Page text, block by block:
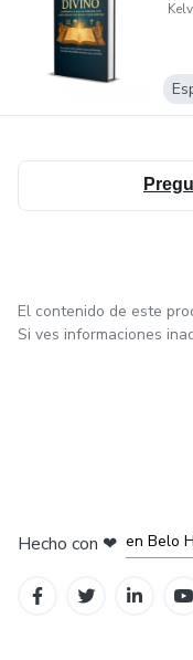
El contenido de este
Si ves informaciones
Hecho con ❤ en Belo